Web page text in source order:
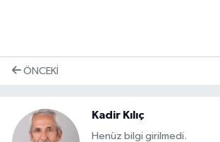
ÖNCEKI
Kadir Kılıç
Henüz bilgi girilmedi.